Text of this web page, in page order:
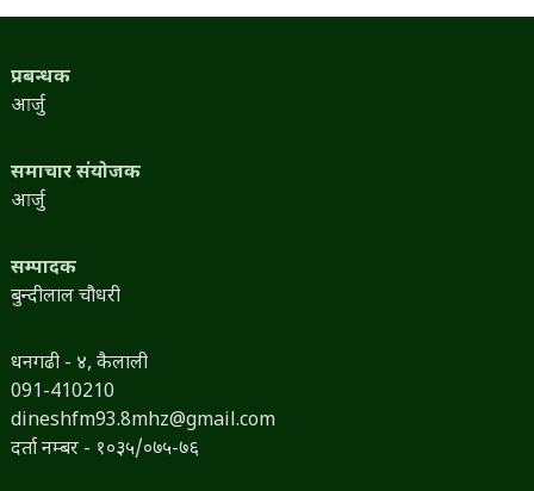
प्रबन्धक
आर्जु
समाचार संयोजक
आर्जु
सम्पादक
बुन्दीलाल चौधरी
धनगढी - ४, कैलाली
091-410210
dineshfm93.8mhz@gmail.com
दर्ता नम्बर - १०३५/०७५-७६